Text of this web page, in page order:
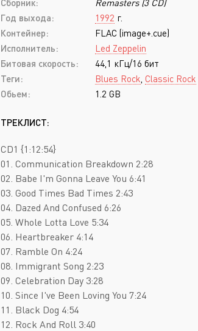
Industrial Metal
Metalcore
Nu-Metal
Post-Hardcore
Punk Rock
Doom Metal
Folk Metal
Gothic Metal
Groove Metal
Heavy Metal
Melodic Death Metal
Сборник:
Remasters (3 CD)
Год выхода:
1992 г.
Контейнер:
FLAC (image+.cue)
Исполнитель:
Led Zeppelin
Битовая скорость:
44,1 кГц/16 бит
Теги:
Blues Rock Classic Rock
Обьем:
1.2 GB
ТРЕКЛИСТ:
CD1 {1:12:54}
01. Communication Breakdown 2:28
02. Babe I'm Gonna Leave You 6:41
03. Good Times Bad Times 2:43
04. Dazed And Confused 6:26
05. Whole Lotta Love 5:34
06. Heartbreaker 4:14
07. Ramble On 4:24
08. Immigrant Song 2:23
09. Celebration Day 3:28
10. Since I've Been Loving You 7:24
11. Black Dog 4:54
12. Rock And Roll 3:40